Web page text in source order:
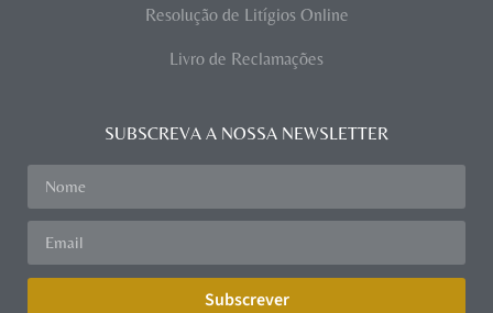
Resolução de Litígios Online
Livro de Reclamações
SUBSCREVA A NOSSA NEWSLETTER
Subscrever